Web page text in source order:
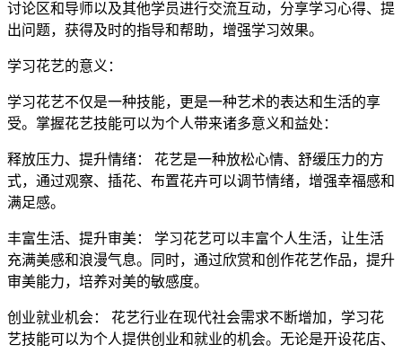
讨论区和导师以及其他学员进行交流互动，分享学习心得、提
出问题，获得及时的指导和帮助，增强学习效果。
学习花艺的意义：
学习花艺不仅是一种技能，更是一种艺术的表达和生活的享
受。掌握花艺技能可以为个人带来诸多意义和益处：
释放压力、提升情绪： 花艺是一种放松心情、舒缓压力的方
式，通过观察、插花、布置花卉可以调节情绪，增强幸福感和
满足感。
丰富生活、提升审美： 学习花艺可以丰富个人生活，让生活
充满美感和浪漫气息。同时，通过欣赏和创作花艺作品，提升
审美能力，培养对美的敏感度。
创业就业机会： 花艺行业在现代社会需求不断增加，学习花
艺技能可以为个人提供创业和就业的机会。无论是开设花店、